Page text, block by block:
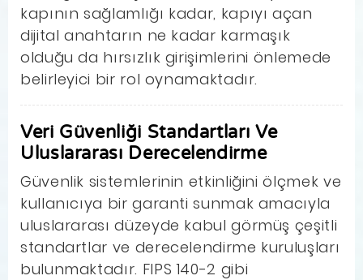
kapının sağlamlığı kadar, kapıyı açan
dijital anahtarın ne kadar karmaşık
olduğu da hırsızlık girişimlerini önlemede
belirleyici bir rol oynamaktadır.
Veri Güvenliği Standartları Ve
Uluslararası Derecelendirme
Güvenlik sistemlerinin etkinliğini ölçmek ve
kullanıcıya bir garanti sunmak amacıyla
uluslararası düzeyde kabul görmüş çeşitli
standartlar ve derecelendirme kuruluşları
bulunmaktadır. FIPS 140-2 gibi